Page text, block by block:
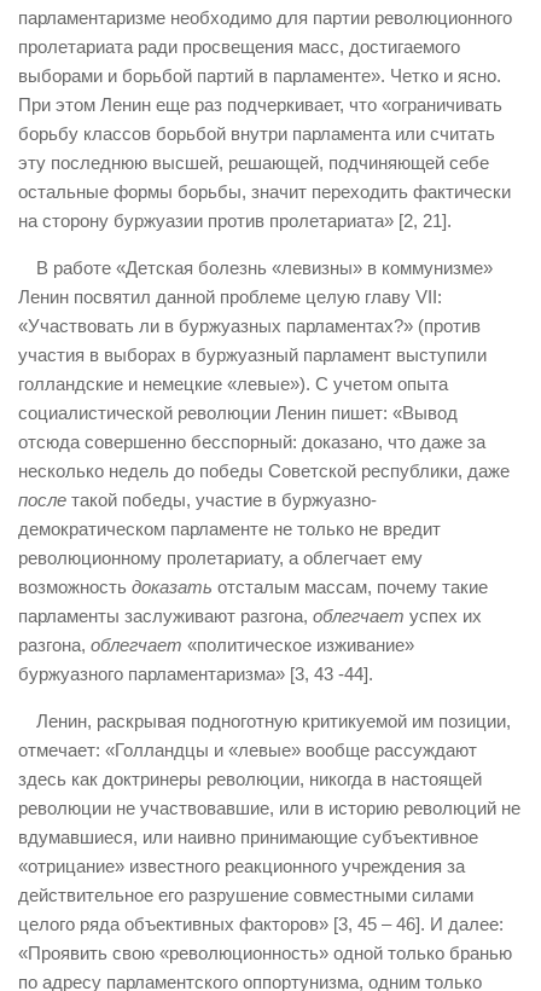
парламентаризме необходимо для партии революционного
пролетариата ради просвещения масс, достигаемого
выборами и борьбой партий в парламенте». Четко и ясно.
При этом Ленин еще раз подчеркивает, что «ограничивать
борьбу классов борьбой внутри парламента или считать
эту последнюю высшей, решающей, подчиняющей себе
остальные формы борьбы, значит переходить фактически
на сторону буржуазии против пролетариата» [2, 21].
В работе «Детская болезнь «левизны» в коммунизме»
Ленин посвятил данной проблеме целую главу VII:
«Участвовать ли в буржуазных парламентах?» (против
участия в выборах в буржуазный парламент выступили
голландские и немецкие «левые»). С учетом опыта
социалистической революции Ленин пишет: «Вывод
отсюда совершенно бесспорный: доказано, что даже за
несколько недель до победы Советской республики, даже
после такой победы, участие в буржуазно-
демократическом парламенте не только не вредит
революционному пролетариату, а облегчает ему
возможность доказать отсталым массам, почему такие
парламенты заслуживают разгона, облегчает успех их
разгона, облегчает «политическое изживание»
буржуазного парламентаризма» [3, 43 -44].
Ленин, раскрывая подноготную критикуемой им позиции,
отмечает: «Голландцы и «левые» вообще рассуждают
здесь как доктринеры революции, никогда в настоящей
революции не участвовавшие, или в историю революций не
вдумавшиеся, или наивно принимающие субъективное
«отрицание» известного реакционного учреждения за
действительное его разрушение совместными силами
целого ряда объективных факторов» [3, 45 – 46]. И далее:
«Проявить свою «революционность» одной только бранью
по адресу парламентского оппортунизма, одним только